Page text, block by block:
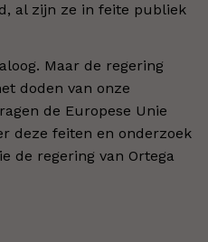
al zijn ze in feite publiek
Maar de regering
doden van onze
de Europese Unie
deze feiten en onderzoek
de regering van Ortega